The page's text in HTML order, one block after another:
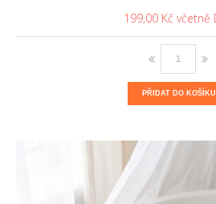
199,00 Kč
PŘIDAT DO KOŠÍKU